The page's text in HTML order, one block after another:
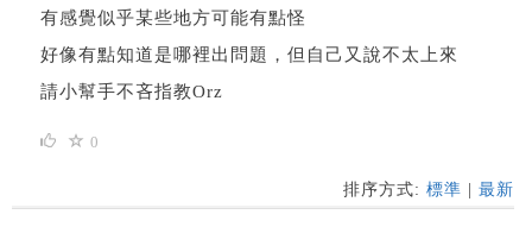
有感覺似乎某些地方可能有點怪
好像有點知道是哪裡出問題，但自己又說不太上來
請小幫手不吝指教Orz
0
排序方式: 標準 最新